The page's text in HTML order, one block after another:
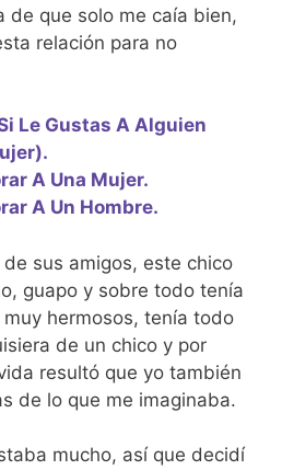
de que solo me caía bien,
relación para no
Le Gustas A Alguien
A Una Mujer.
A Un Hombre.
sus amigos, este chico
guapo y sobre todo tenía
hermosos, tenía todo
de un chico y por
resultó que yo también
de lo que me imaginaba.
mucho, así que decidí